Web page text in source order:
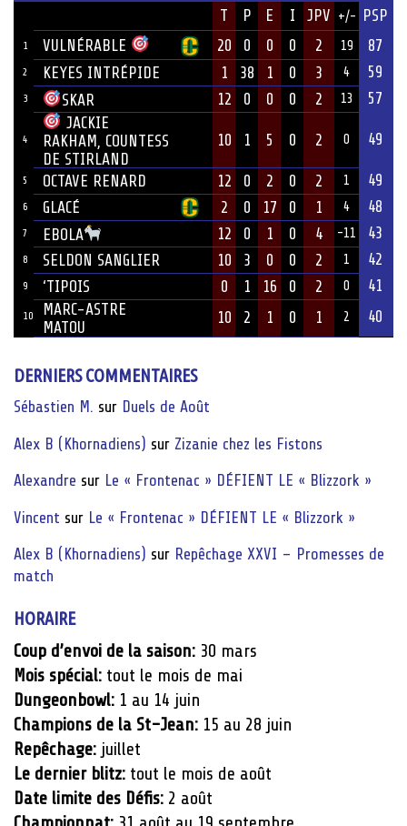
T P E I JPV +/- PSP
1 VULNÉRABLE 20 0 0 0 2 19 87
2 KEYES INTRÉPIDE 1 38 1 0 3 4 59
3 SKAR 12 0 0 0 2 13 57
4
JACKIE
RAKHAM, COUNTESS
DE STIRLAND
10 1 5 0 2 0 49
5 OCTAVE RENARD 12 0 2 0 2 1 49
6 GLACÉ 2 0 17 0 1 4 48
7 EBOLA 12 0 1 0 4 -11 43
8 SELDON SANGLIER 10 3 0 0 2 1 42
9 ‘TIPOIS 0 1 16 0 2 0 41
10
MARC-ASTRE
MATOU
10 2 1 0 1 2 40
DERNIERS COMMENTAIRES
Sébastien M. sur Duels de Août
Alex B (Khornadiens) sur Zizanie chez les Fistons
Alexandre sur Le « Frontenac » DÉFIENT LE « Blizzork »
Vincent sur Le « Frontenac » DÉFIENT LE « Blizzork »
Alex B (Khornadiens) sur Repêchage XXVI – Promesses de
match
HORAIRE
Coup d’envoi de la saison: 30 mars
Mois spécial: tout le mois de mai
Dungeonbowl: 1 au 14 juin
Champions de la St-Jean: 15 au 28 juin
Repêchage: juillet
Le dernier blitz: tout le mois de août
Date limite des Défis: 2 août